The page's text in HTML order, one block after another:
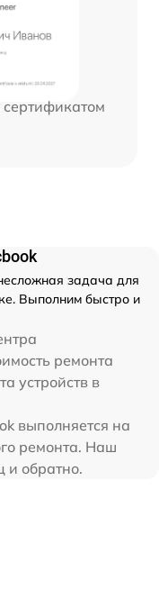
задача для
Выполним быстро и
ремонта
устройств в
выполняется на
ремонта. Наш
и обратно.